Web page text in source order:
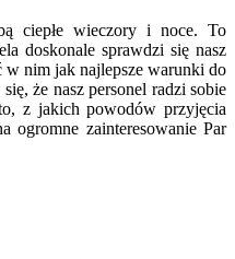
ciepłe wieczory i noce. To
doskonale sprawdzi się nasz
w nim jak najlepsze warunki do
że nasz personel radzi sobie
z jakich powodów przyjęcia
ogromne zainteresowanie Par